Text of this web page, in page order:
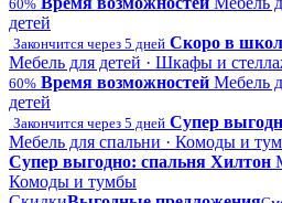
60%
детей
Закончится через 5 дней Скоро в
Мебель для детей · Шкафы и
60% Время возможностей Мебель
детей
Закончится через 5 дней Супер
Мебель для спальни · Комоды и
Супер выгодно: спальня Хилтон
Комоды и тумбы